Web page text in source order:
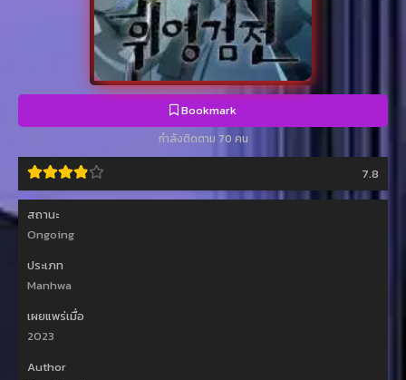
Bookmark
กำลังติดตาม 70 คน
7.8
สถานะ
Ongoing
ประเภท
Manhwa
เผยแพร่เมื่อ
2023
Author